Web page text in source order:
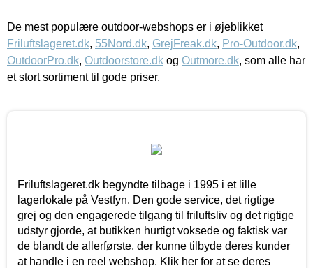
De mest populære outdoor-webshops er i øjeblikket
Friluftslageret.dk, 55Nord.dk, GrejFreak.dk, Pro-Outdoor.dk,
OutdoorPro.dk, Outdoorstore.dk og Outmore.dk, som alle har
et stort sortiment til gode priser.
Friluftslageret.dk begyndte tilbage i 1995 i et lille
lagerlokale på Vestfyn. Den gode service, det rigtige
grej og den engagerede tilgang til friluftsliv og det rigtige
udstyr gjorde, at butikken hurtigt voksede og faktisk var
de blandt de allerførste, der kunne tilbyde deres kunder
at handle i en reel webshop. Klik her for at se deres